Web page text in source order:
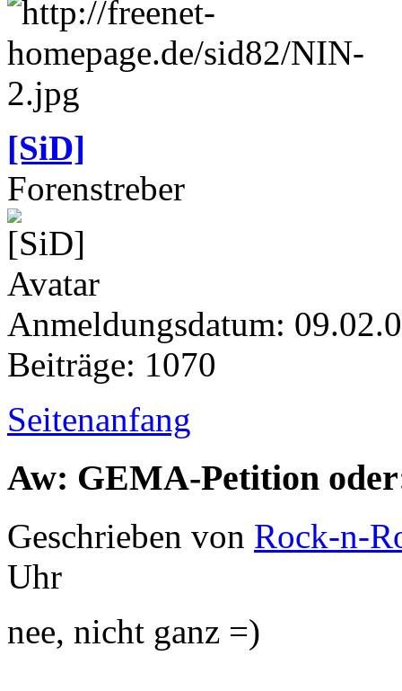
[SiD]
Forenstreber
Anmeldungsdatum:
Beiträge: 1070
Seitenanfang
Aw: GEMA-Petition
Geschrieben von Rock-n-
Uhr
nee, nicht ganz =)